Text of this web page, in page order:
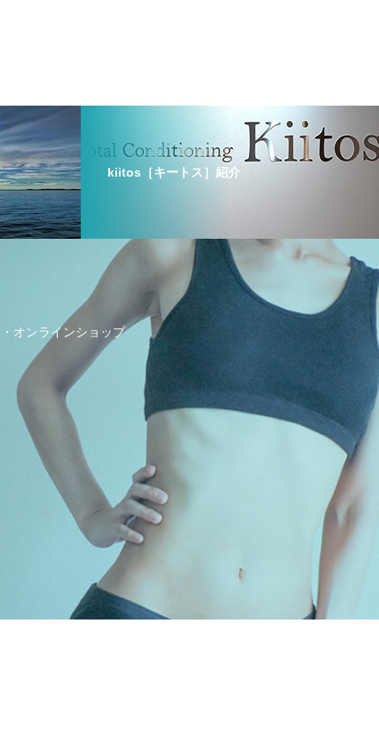
kiitos［キートス］紹介
オンラインショップ